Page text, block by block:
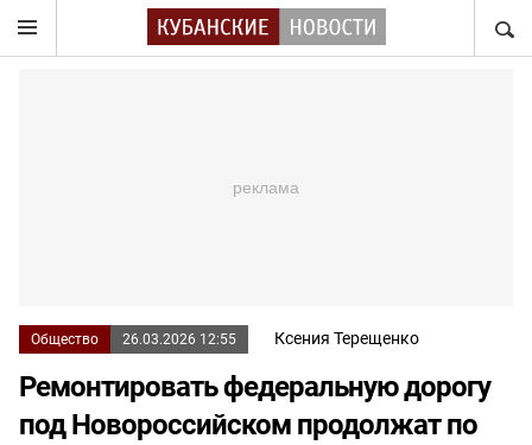
Общество 26.03.2026 12:55 Ксения Терещенко
Ремонтировать федеральную дорогу
под Новороссийском продолжат по